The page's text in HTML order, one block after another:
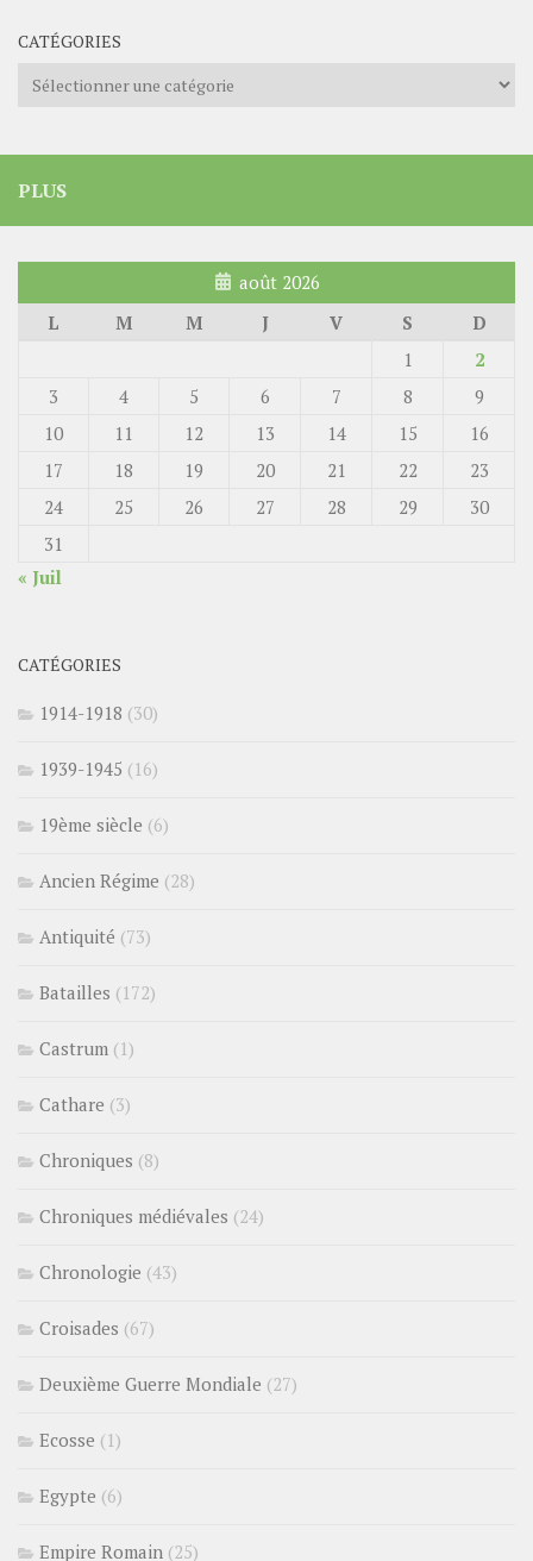
CATÉGORIES
Catégories
PLUS
août 2026
L
M M J V S
D
1
2
3
4 5 6 7 8
9
10
11 12 13 14 15
16
17
18 19 20 21 22
23
24
25 26 27 28 29
30
31
« Juil
CATÉGORIES
1914-1918 (30)
1939-1945 (16)
19ème siècle (6)
Ancien Régime (28)
Antiquité (73)
Batailles (172)
Castrum (1)
Cathare (3)
Chroniques (8)
Chroniques médiévales (24)
Chronologie (43)
Croisades (67)
Deuxième Guerre Mondiale (27)
Ecosse (1)
Egypte (6)
Empire Romain (25)